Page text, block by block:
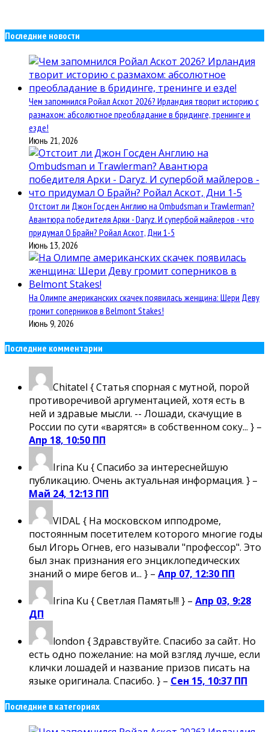
Последние новости
Чем запомнился Ройал Аскот 2026? Ирландия творит историю с
размахом: абсолютное преобладание в бридинге, тренинге и
езде!
Июнь 21, 2026
Отстоит ли Джон Госден Англию на Ombudsman и Trawlerman?
Авантюра победителя Арки - Daryz. И супербой майлеров - что
придумал О Брайн? Ройал Аскот, Дни 1-5
Июнь 13, 2026
На Олимпе американских скачек появилась женщина: Шери Деву
громит соперников в Belmont Stakes!
Июнь 9, 2026
Последние комментарии
Chitatel { Статья спорная с мутной, порой
противоречивой аргументацией, хотя есть в
ней и здравые мысли. -- Лошади, скачущие в
России по сути «варятся» в собственном соку... } –
Апр 18, 10:50 ПП
Irina Ku { Спасибо за интереснейшую
публикацию. Очень актуальная информация. } –
Май 24, 12:13 ПП
VIDAL{ На московском ипподроме,
постоянным посетителем которого многие годы
был Игорь Огнев, его называли "профессор". Это
был знак признания его энциклопедических
знаний о мире бегов и... } – Апр 07, 12:30 ПП
Irina Ku { Светлая Память!!! } – Апр 03, 9:28
ДП
london { Здравствуйте. Спасибо за сайт. Но
есть одно пожелание: на мой взгляд лучше, если
клички лошадей и название призов писать на
языке оригинала. Спасибо. } – Сен 15, 10:37 ПП
Последние в категориях